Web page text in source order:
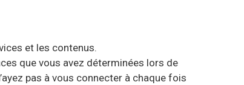
et les contenus.
que vous avez déterminées lors de
pas à vous connecter à chaque fois